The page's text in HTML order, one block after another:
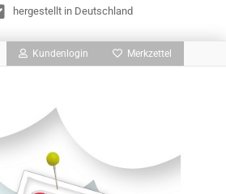
Kundenlogin Merkzettel
hergestellt in Deutschland